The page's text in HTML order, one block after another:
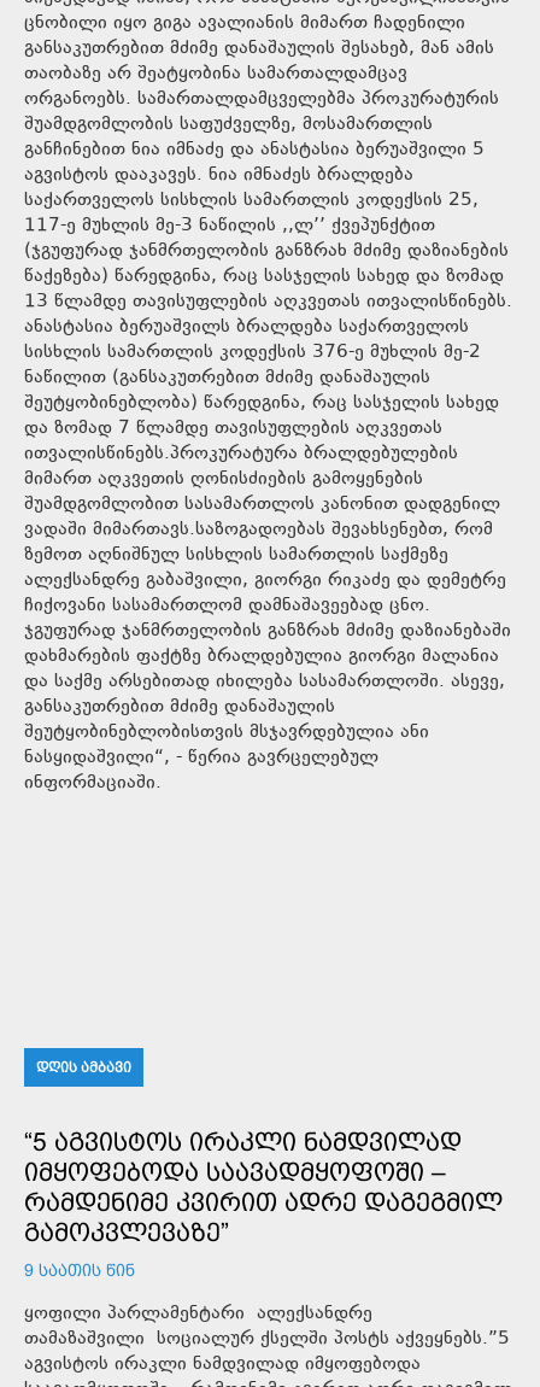
ცნობილი იყო გიგა ავალიანის მიმართ ჩადენილი
განსაკუთრებით მძიმე დანაშაულის შესახებ, მან ამის
თაობაზე არ შეატყობინა სამართალდამცავ
ორგანოებს. სამართალდამცველებმა პროკურატურის
შუამდგომლობის საფუძველზე, მოსამართლის
განჩინებით ნია იმნაძე და ანასტასია ბერუაშვილი 5
აგვისტოს დააკავეს. ნია იმნაძეს ბრალდება
საქართველოს სისხლის სამართლის კოდექსის 25,
117-ე მუხლის მე-3 ნაწილის ,,ლ’’ ქვეპუნქტით
(ჯგუფურად ჯანმრთელობის განზრახ მძიმე დაზიანების
წაქეზება) წარედგინა, რაც სასჯელის სახედ და ზომად
13 წლამდე თავისუფლების აღკვეთას ითვალისწინებს.
ანასტასია ბერუაშვილს ბრალდება საქართველოს
სისხლის სამართლის კოდექსის 376-ე მუხლის მე-2
ნაწილით (განსაკუთრებით მძიმე დანაშაულის
შეუტყობინებლობა) წარედგინა, რაც სასჯელის სახედ
და ზომად 7 წლამდე თავისუფლების აღკვეთას
ითვალისწინებს.პროკურატურა ბრალდებულების
მიმართ აღკვეთის ღონისძიების გამოყენების
შუამდგომლობით სასამართლოს კანონით დადგენილ
ვადაში მიმართავს.საზოგადოებას შევახსენებთ, რომ
ზემოთ აღნიშნულ სისხლის სამართლის საქმეზე
ალექსანდრე გაბაშვილი, გიორგი რიკაძე და დემეტრე
ჩიქოვანი სასამართლომ დამნაშავეებად ცნო.
ჯგუფურად ჯანმრთელობის განზრახ მძიმე დაზიანებაში
დახმარების ფაქტზე ბრალდებულია გიორგი მალანია
და საქმე არსებითად იხილება სასამართლოში. ასევე,
განსაკუთრებით მძიმე დანაშაულის
შეუტყობინებლობისთვის მსჯავრდებულია ანი
ნასყიდაშვილი“, - წერია გავრცელებულ
ინფორმაციაში.
ᲓᲦᲘᲡ ᲐᲛᲑᲐᲕᲘ
“5 ᲐᲒᲕᲘᲡᲢᲝᲡ ᲘᲠᲐᲙᲚᲘ ᲜᲐᲛᲓᲕᲘᲚᲐᲓ
ᲘᲛᲧᲝᲤᲔᲑᲝᲓᲐ ᲡᲐᲐᲕᲐᲓᲛᲧᲝᲤᲝᲨᲘ –
ᲠᲐᲛᲓᲔᲜᲘᲛᲔ ᲙᲕᲘᲠᲘᲗ ᲐᲓᲠᲔ ᲓᲐᲒᲔᲒᲛᲘᲚ
ᲒᲐᲛᲝᲙᲕᲚᲔᲕᲐᲖᲔ”
9 ᲡᲐᲐᲗᲘᲡ ᲬᲘᲜ
ყოფილი პარლამენტარი ალექსანდრე
თამაზაშვილი სოციალურ ქსელში პოსტს აქვეყნებს.”5
აგვისტოს ირაკლი ნამდვილად იმყოფებოდა